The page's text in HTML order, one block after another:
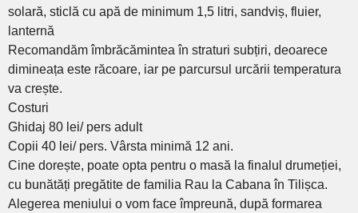
solară, sticlă cu apă de minimum 1,5 litri, sandviș, fluier,
lanternă
Recomandăm îmbrăcămintea în straturi subțiri, deoarece
dimineața este răcoare, iar pe parcursul urcării temperatura
va crește.
Costuri
Ghidaj 80 lei/ pers adult
Copii 40 lei/ pers. Vârsta minimă 12 ani.
Cine dorește, poate opta pentru o masă la finalul drumeției,
cu bunătăți pregătite de familia Rau la Cabana în Tilișca.
Alegerea meniului o vom face împreună, după formarea